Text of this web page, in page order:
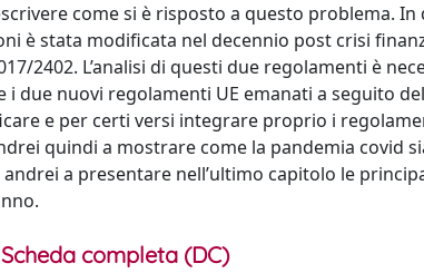
come si è risposto a questo problema.
è stata modificata nel decennio post crisi
2402. L’analisi di questi due regolamenti è
due nuovi regolamenti UE emanati a seguito
e per certi versi integrare proprio i
quindi a mostrare come la pandemia covid
a presentare nell’ultimo capitolo le
Scheda completa (DC)